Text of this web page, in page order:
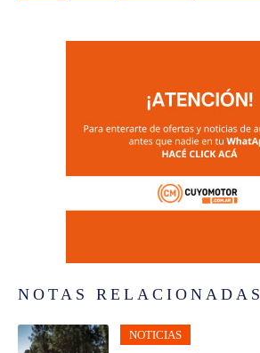
NOTAS RELACIONADAS
NOTICIAS